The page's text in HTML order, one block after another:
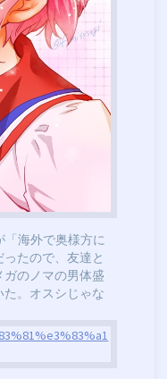
「海外で奥様方に
たので、友達と
のノマの男体盛
た。オスシじゃな